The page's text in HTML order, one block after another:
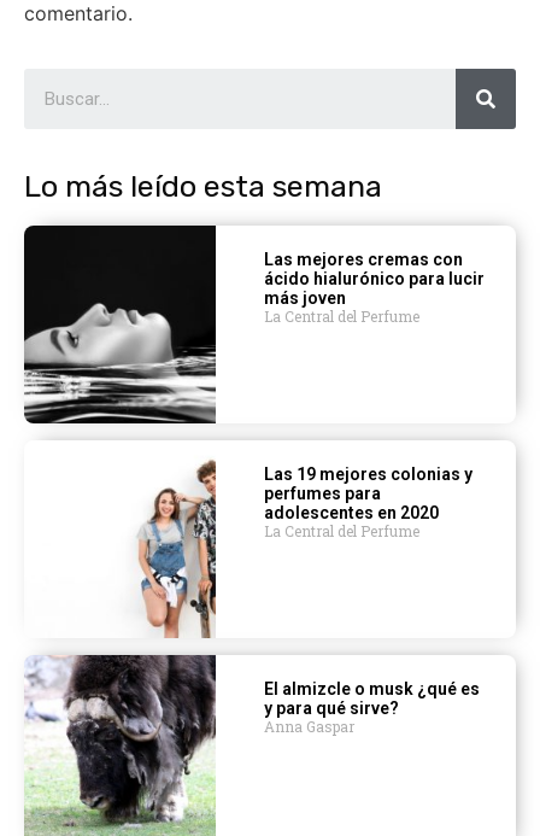
comentario.
Lo más leído esta semana
Las mejores cremas con
ácido hialurónico para lucir
más joven
La Central del Perfume
Las 19 mejores colonias y
perfumes para
adolescentes en 2020
La Central del Perfume
El almizcle o musk ¿qué es
y para qué sirve?
Anna Gaspar